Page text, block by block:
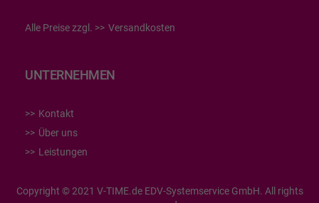
Alle Preise zzgl. Versandkosten
UNTERNEHMEN
Kontakt
Über uns
Leistungen
Copyright © 2021 V-TIME.de EDV-Systemservice GmbH. All rights